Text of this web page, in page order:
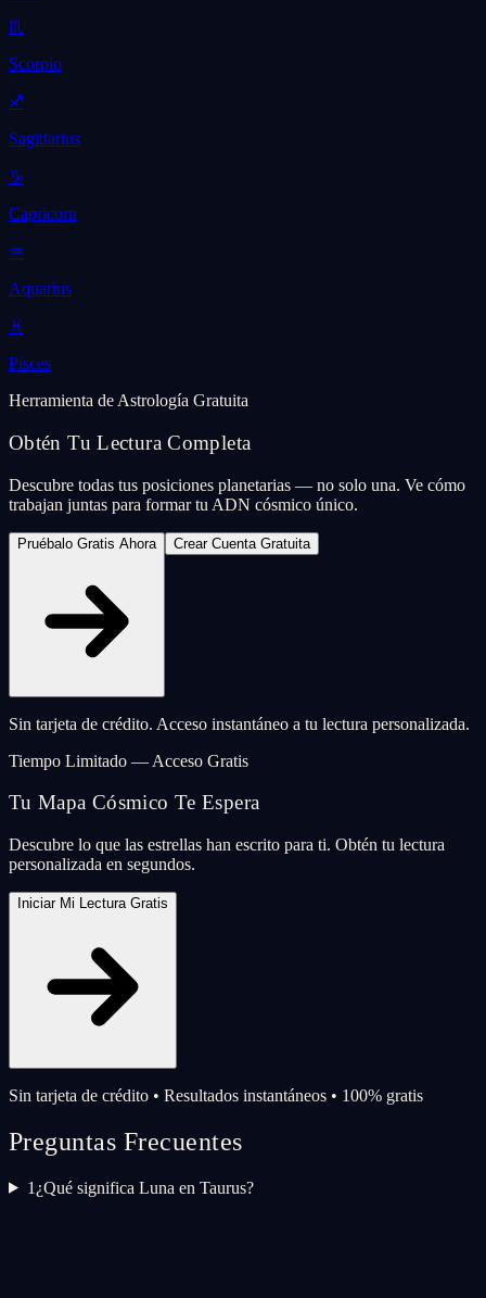
♏
Scorpio
♐
Sagittarius
♑
Capricorn
♒
Aquarius
♓
Pisces
Herramienta de Astrología Gratuita
Obtén Tu Lectura Completa
Descubre todas tus posiciones planetarias — no solo una. Ve cómo
trabajan juntas para formar tu ADN cósmico único.
Pruébalo Gratis Ahora Crear Cuenta Gratuita
Sin tarjeta de crédito. Acceso instantáneo a tu lectura personalizada.
Tiempo Limitado — Acceso Gratis
Tu Mapa Cósmico Te Espera
Descubre lo que las estrellas han escrito para ti. Obtén tu lectura
personalizada en segundos.
Iniciar Mi Lectura Gratis
Sin tarjeta de crédito • Resultados instantáneos • 100% gratis
Preguntas Frecuentes
1 ¿Qué significa Luna en Taurus?